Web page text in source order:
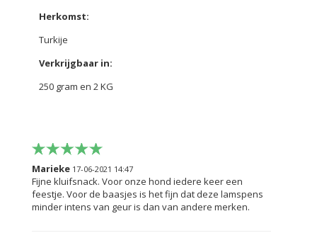
Herkomst:
Turkije
Verkrijgbaar in:
250 gram en 2 KG
Marieke 17-06-2021 14:47
Fijne kluifsnack. Voor onze hond iedere keer een
feestje. Voor de baasjes is het fijn dat deze lamspens
minder intens van geur is dan van andere merken.